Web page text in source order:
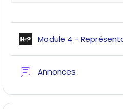
Module 4 -
Annonces